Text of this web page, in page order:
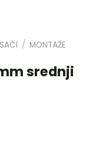
/ MONTAŽE
srednji